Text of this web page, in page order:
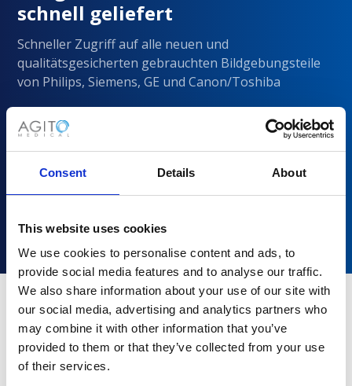
Consent Details About
This website uses cookies
We use cookies to personalise content and ads, to
provide social media features and to analyse our traffic.
We also share information about your use of our site with
our social media, advertising and analytics partners who
may combine it with other information that you’ve
provided to them or that they’ve collected from your use
of their services.
schnell geliefert
Schneller Zugriff auf alle neuen und
qualitätsgesicherten gebrauchten Bildgebungsteile
von Philips, Siemens, GE und Canon/Toshiba
Warum sollten Sie sich für Agito
Medical entscheiden?